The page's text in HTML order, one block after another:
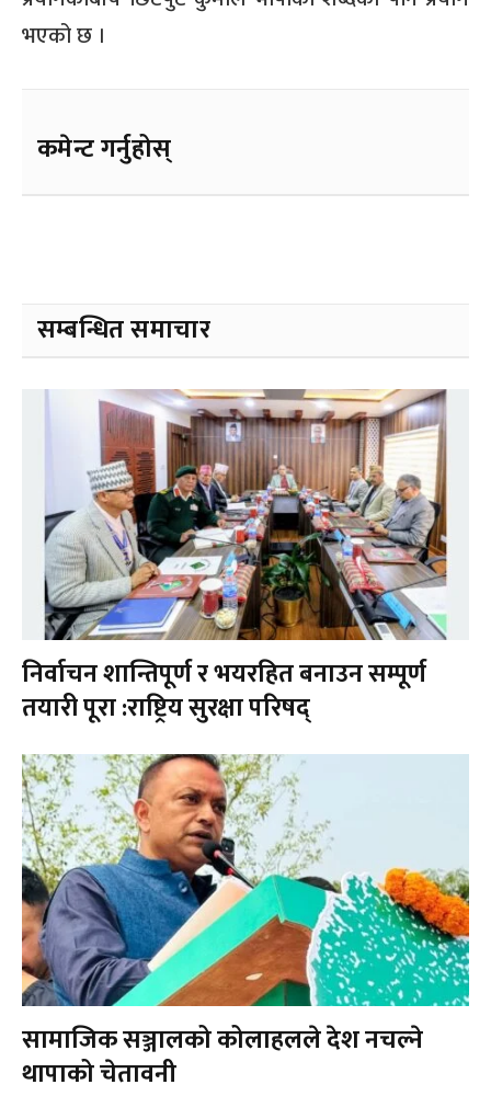
भएको छ ।
कमेन्ट गर्नुहोस्
सम्बन्धित समाचार
निर्वाचन शान्तिपूर्ण र भयरहित बनाउन सम्पूर्ण
तयारी पूरा :राष्ट्रिय सुरक्षा परिषद्
सामाजिक सञ्जालको कोलाहलले देश नचल्ने
थापाको चेतावनी